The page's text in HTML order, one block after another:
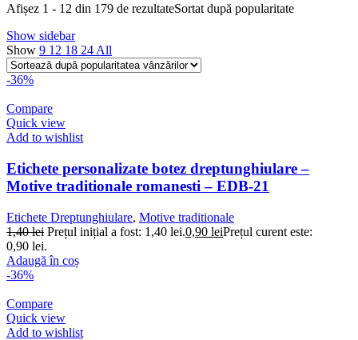
Afișez 1 - 12 din 179 de rezultateSortat după popularitate
Show sidebar
Show 9 12 18 24 All
-36%
Compare
Quick view
Add to wishlist
Etichete personalizate botez dreptunghiulare –
Motive traditionale romanesti – EDB-21
Etichete Dreptunghiulare, Motive traditionale
1,40lei Prețul inițial a fost: 1,40 lei.0,90 leiPrețul curent este:
0,90 lei.
Adaugă în coș
-36%
Compare
Quick view
Add to wishlist